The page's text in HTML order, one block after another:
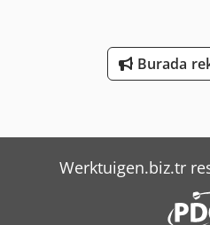
Burada
Werktuigen.biz.tr